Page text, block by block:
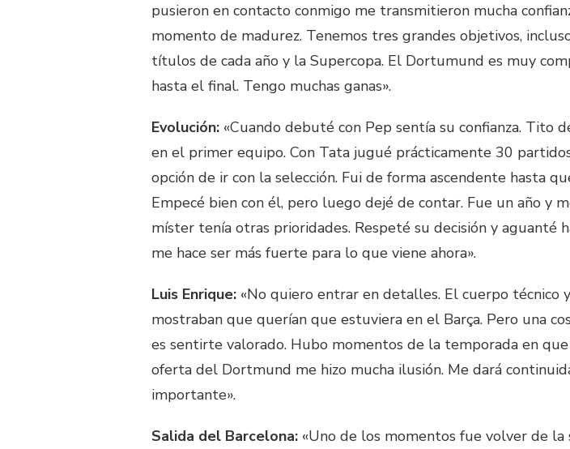
pusieron en contacto conmigo me transmitieron mucha
momento de madurez. Tenemos tres grandes objetivos,
títulos de cada año y la Supercopa. El Dortumund es muy
hasta el final. Tengo muchas ganas».
Evolución: «Cuando debuté con Pep sentía su confianza. Tito
en el primer equipo. Con Tata jugué prácticamente 30
opción de ir con la selección. Fui de forma ascendente hasta
Empecé bien con él, pero luego dejé de contar. Fue un año y
míster tenía otras prioridades. Respeté su decisión y aguanté
me hace ser más fuerte para lo que viene ahora».
Luis Enrique: «No quiero entrar en detalles. El cuerpo técnico
mostraban que querían que estuviera en el Barça. Pero una
es sentirte valorado. Hubo momentos de la temporada en que
oferta del Dortmund me hizo mucha ilusión. Me dará
importante».
Salida del Barcelona: «Uno de los momentos fue volver de